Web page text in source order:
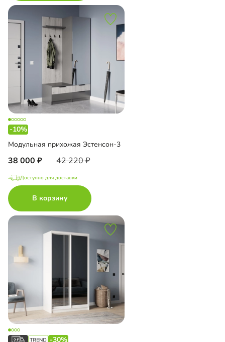
-10%
Модульная прихожая Эстенсон-3
38 000 42 220
Доступно для доставки
В корзину
-30%